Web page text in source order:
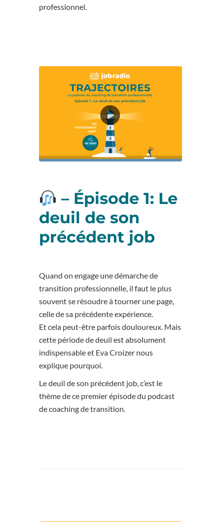
professionnel.
– Épisode 1: Le
deuil de son
précédent job
Quand on engage une démarche de
transition professionnelle, il faut le plus
souvent se résoudre à tourner une page,
celle de sa précédente expérience.
Et cela peut-être parfois douloureux. Mais
cette période de deuil est absolument
indispensable et Eva Croizer nous
explique pourquoi.
Le deuil de son précédent job, c’est le
thème de ce premier épisode du podcast
de coaching de transition.